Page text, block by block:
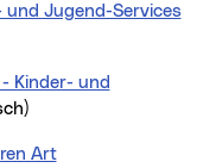
und Jugend-Services
Kinder- und
Art